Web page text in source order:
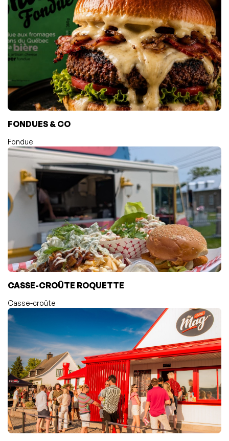
FONDUES & CO
Fondue
CASSE-CROÛTE ROQUETTE
Casse-croûte